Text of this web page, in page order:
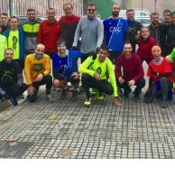
AMB NOSALTRES!